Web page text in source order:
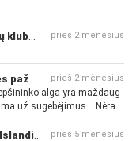
prieš 2 mėnesius
prieš 2 mėnesius
alga yra maždaug
už sugebėjimus... Nėra
prieš 5 mėnesius